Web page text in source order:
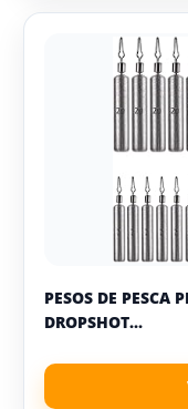
PESOS DE PESCA
DROPSHOT...